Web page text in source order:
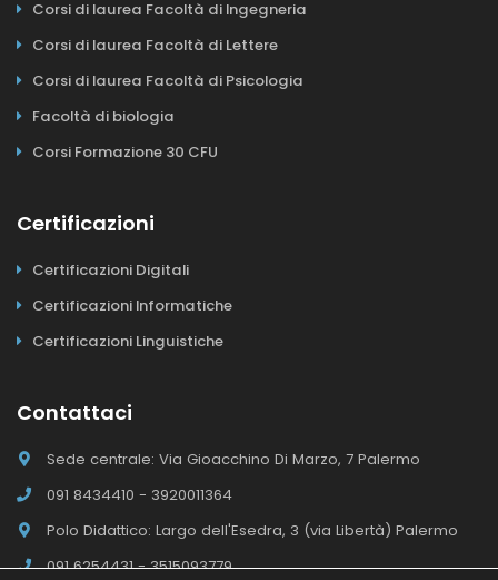
Corsi di laurea Facoltà di Ingegneria
Corsi di laurea Facoltà di Lettere
Corsi di laurea Facoltà di Psicologia
Facoltà di biologia
Corsi Formazione 30 CFU
Certificazioni
Certificazioni Digitali
Certificazioni Informatiche
Certificazioni Linguistiche
Contattaci
Sede centrale: Via Gioacchino Di Marzo, 7 Palermo
091 8434410 - 3920011364
Polo Didattico: Largo dell'Esedra, 3 (via Libertà) Palermo
091 6254431 - 3515093779